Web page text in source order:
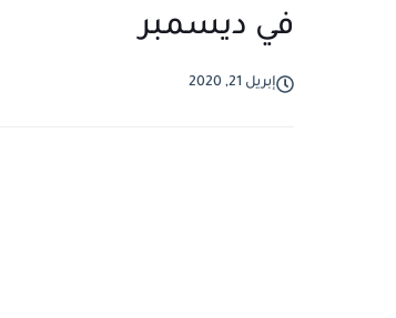
في ديسمبر
إبريل 21, 2020